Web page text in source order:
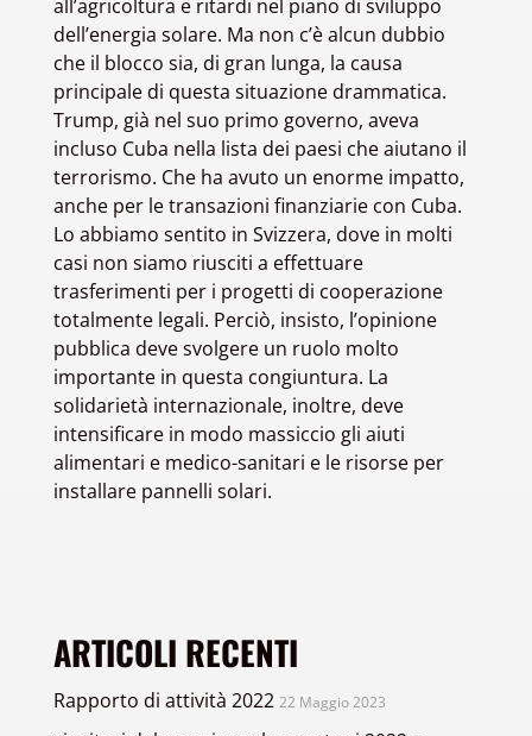
all’agricoltura e ritardi nel piano di sviluppo
dell’energia solare. Ma non c’è alcun dubbio
che il blocco sia, di gran lunga, la causa
principale di questa situazione drammatica.
Trump, già nel suo primo governo, aveva
incluso Cuba nella lista dei paesi che aiutano il
terrorismo. Che ha avuto un enorme impatto,
anche per le transazioni finanziarie con Cuba.
Lo abbiamo sentito in Svizzera, dove in molti
casi non siamo riusciti a effettuare
trasferimenti per i progetti di cooperazione
totalmente legali. Perciò, insisto, l’opinione
pubblica deve svolgere un ruolo molto
importante in questa congiuntura. La
solidarietà internazionale, inoltre, deve
intensificare in modo massiccio gli aiuti
alimentari e medico-sanitari e le risorse per
installare pannelli solari.
ARTICOLI RECENTI
Rapporto di attività 2022 22 Maggio 2023